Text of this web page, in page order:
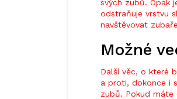
svých zubů. Opak
odstraňuje vrstvu
navštěvovat
Možné
Další věc, o které
a proti, dokonce i
zubů. Pokud máte